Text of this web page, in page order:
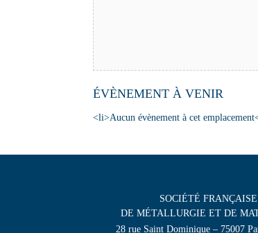
ÉVÈNEMENT À VENIR
<li>Aucun évènement à cet
SOCIÉTÉ FRANÇAISE
DE MÉTALLURGIE ET DE
28 rue Saint Dominique – 75007